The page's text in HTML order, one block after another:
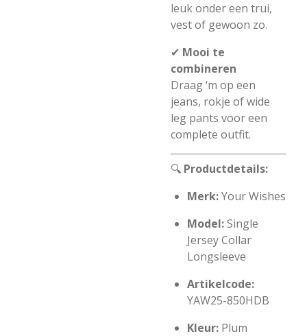
leuk onder een trui,
vest of gewoon zo.
✔ Mooi te
combineren
Draag ‘m op een
jeans, rokje of wide
leg pants voor een
complete outfit.
🔍 Productdetails:
Merk:Your Wishes
Model:Single
Jersey Collar
Longsleeve
Artikelcode:
YAW25-850HDB
Kleur: Plum